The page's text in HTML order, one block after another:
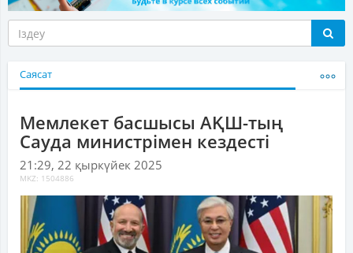
Саясат
Мемлекет басшысы АҚШ-тың
Сауда министрімен кездесті
21:29, 22 қыркүйек 2025
MKZ: 1504886